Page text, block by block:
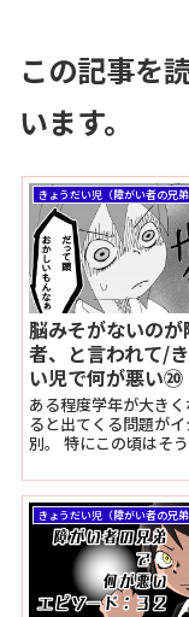
この記事を
います。
脳みそがないのが
者、と言われて/
い児で何が悪い⑳
ある程度学年が大きく
ると出てくる問題が
別。 特にこの頃はそ
かったので酷かった
り言えば教師ですら…